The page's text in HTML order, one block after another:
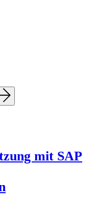
mit SAP